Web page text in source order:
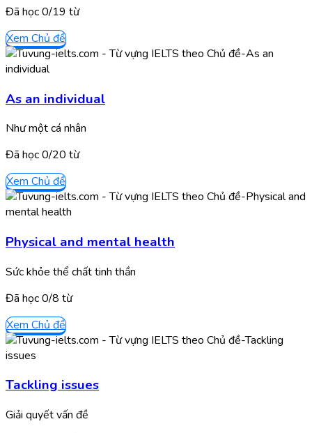
Đã học0/19 từ
Xem Chủ đề
As an individual
Như một cá nhân
Đã học0/20 từ
Xem Chủ đề
Physical and mental health
Sức khỏe thể chất tinh thần
Đã học0/8 từ
Xem Chủ đề
Tackling issues
Giải quyết vấn đề